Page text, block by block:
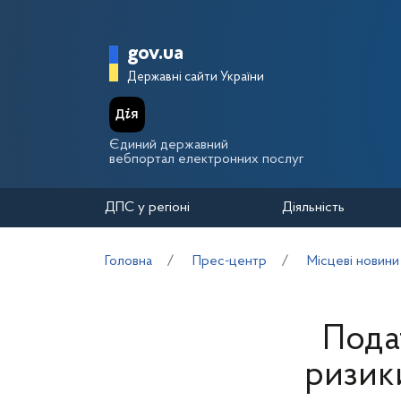
Головна сторінка
gov.ua
Державні сайти України
Єдиний державний
вебпортал електронних послуг
ДПС у регіоні Діяльність
Головна Прес-центр Місцеві новини